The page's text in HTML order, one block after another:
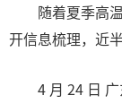
随着夏季高
开信息梳理，近
4 月 24 日